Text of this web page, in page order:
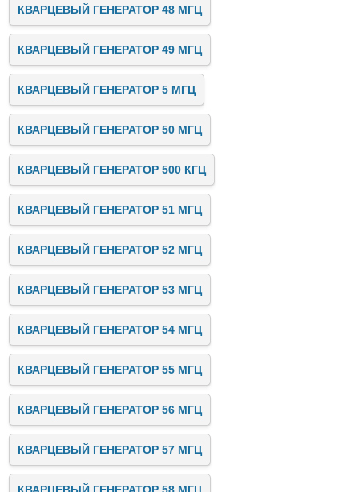
КВАРЦЕВЫЙ ГЕНЕРАТОР 48 МГЦ
КВАРЦЕВЫЙ ГЕНЕРАТОР 49 МГЦ
КВАРЦЕВЫЙ ГЕНЕРАТОР 5 МГЦ
КВАРЦЕВЫЙ ГЕНЕРАТОР 50 МГЦ
КВАРЦЕВЫЙ ГЕНЕРАТОР 500 КГЦ
КВАРЦЕВЫЙ ГЕНЕРАТОР 51 МГЦ
КВАРЦЕВЫЙ ГЕНЕРАТОР 52 МГЦ
КВАРЦЕВЫЙ ГЕНЕРАТОР 53 МГЦ
КВАРЦЕВЫЙ ГЕНЕРАТОР 54 МГЦ
КВАРЦЕВЫЙ ГЕНЕРАТОР 55 МГЦ
КВАРЦЕВЫЙ ГЕНЕРАТОР 56 МГЦ
КВАРЦЕВЫЙ ГЕНЕРАТОР 57 МГЦ